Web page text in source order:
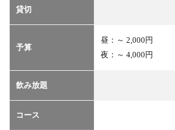
貸切
予算
昼：～ 2,000円
夜：～ 4,000円
飲み放題
コース